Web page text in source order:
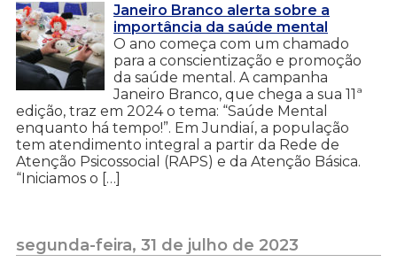
Janeiro Branco alerta sobre a
importância da saúde mental
O ano começa com um chamado
para a conscientização e promoção
da saúde mental. A campanha
Janeiro Branco, que chega a sua 11ª
edição, traz em 2024 o tema: “Saúde Mental
enquanto há tempo!”. Em Jundiaí, a população
tem atendimento integral a partir da Rede de
Atenção Psicossocial (RAPS) e da Atenção Básica.
“Iniciamos o […]
segunda-feira, 31 de julho de 2023